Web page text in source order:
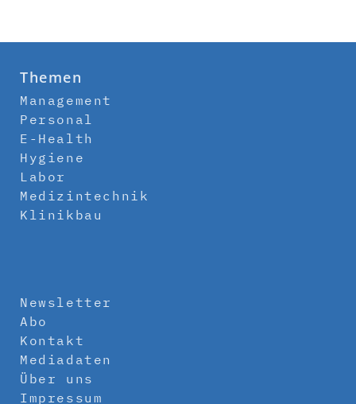
Themen
Management
Personal
E-Health
Hygiene
Labor
Medizintechnik
Klinikbau
Newsletter
Abo
Kontakt
Mediadaten
Über uns
Impressum